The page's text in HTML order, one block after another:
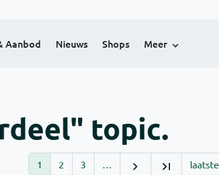
Aanbod Nieuws Shops Meer
topic.
1 2 3 … laatste